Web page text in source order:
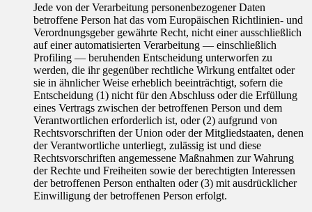
Jede von der Verarbeitung personenbezogener Daten
betroffene Person hat das vom Europäischen Richtlinien- und
Verordnungsgeber gewährte Recht, nicht einer ausschließlich
auf einer automatisierten Verarbeitung — einschließlich
Profiling — beruhenden Entscheidung unterworfen zu
werden, die ihr gegenüber rechtliche Wirkung entfaltet oder
sie in ähnlicher Weise erheblich beeinträchtigt, sofern die
Entscheidung (1) nicht für den Abschluss oder die Erfüllung
eines Vertrags zwischen der betroffenen Person und dem
Verantwortlichen erforderlich ist, oder (2) aufgrund von
Rechtsvorschriften der Union oder der Mitgliedstaaten, denen
der Verantwortliche unterliegt, zulässig ist und diese
Rechtsvorschriften angemessene Maßnahmen zur Wahrung
der Rechte und Freiheiten sowie der berechtigten Interessen
der betroffenen Person enthalten oder (3) mit ausdrücklicher
Einwilligung der betroffenen Person erfolgt.